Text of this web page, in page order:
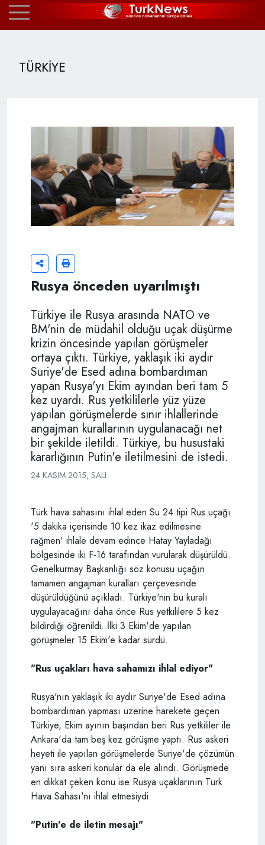
TÜRKİYE
Rusya önceden uyarılmıştı
Türkiye ile Rusya arasında NATO ve
BM'nin de müdahil olduğu uçak düşürme
krizin öncesinde yapılan görüşmeler
ortaya çıktı. Türkiye, yaklaşık iki aydır
Suriye'de Esed adına bombardıman
yapan Rusya'yı Ekim ayından beri tam 5
kez uyardı. Rus yetkililerle yüz yüze
yapılan görüşmelerde sınır ihlallerinde
angajman kurallarının uygulanacağı net
bir şekilde iletildi. Türkiye, bu husustaki
kararlığının Putin'e iletilmesini de istedi.
24 KASIM 2015, SALI
Türk hava sahasını ihlal eden Su 24 tipi Rus uçağı
'5 dakika içerisinde 10 kez ikaz edilmesine
rağmen' ihlale devam edince Hatay Yayladağı
bölgesinde iki F-16 tarafından vurularak düşürüldü.
Genelkurmay Başkanlığı söz konusu uçağın
tamamen angajman kuralları çerçevesinde
düşürüldüğünü açıkladı. Türkiye'nin bu kuralı
uygulayacağını daha önce Rus yetkililere 5 kez
bildirdiği öğrenildi. İlki 3 Ekim'de yapılan
görüşmeler 15 Ekim'e kadar sürdü.
"Rus uçakları hava sahamızı ihlal ediyor"
Rusya'nın yaklaşık iki aydır Suriye'de Esed adına
bombardıman yapması üzerine harekete geçen
Türkiye, Ekim ayının başından beri Rus yetkililer ile
Ankara'da tam beş kez görüşme yaptı. Rus askeri
heyeti ile yapılan görüşmelerde Suriye'de çözümün
yanı sıra askeri konular da ele alındı. Görüşmede
en dikkat çeken konu ise Rusya uçaklarının Türk
Hava Sahası'nı ihlal etmesiydi.
"Putin'e de iletin mesajı"